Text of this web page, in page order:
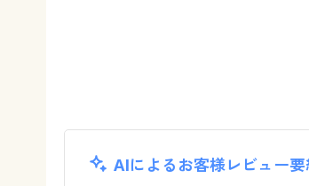
AIによるお客様レビュー要